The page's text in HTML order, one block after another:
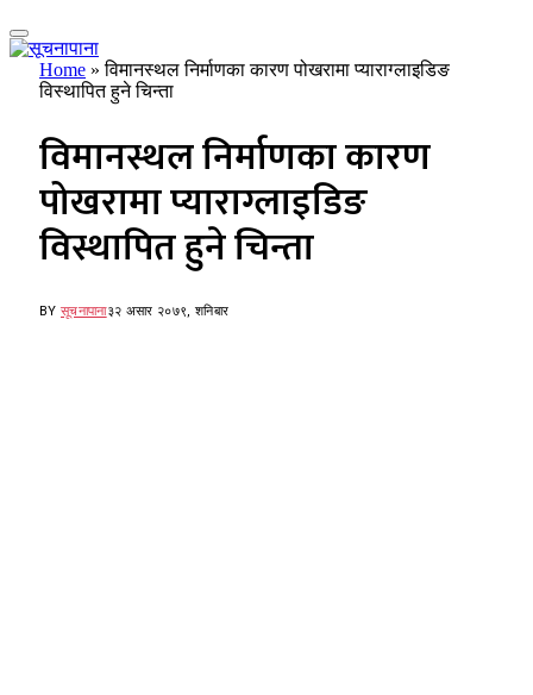
Home »विमानस्थल निर्माणका कारण पोखरामा प्याराग्लाइडिङ
विस्थापित हुने चिन्ता
विमानस्थल निर्माणका कारण
पोखरामा प्याराग्लाइडिङ
विस्थापित हुने चिन्ता
BY सूचनापाना३२ असार २०७९, शनिबार